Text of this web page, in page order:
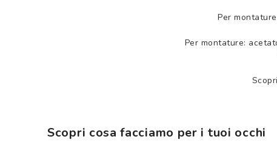
Per
Per montature:
Scopri cosa facciamo per i tuoi occhi